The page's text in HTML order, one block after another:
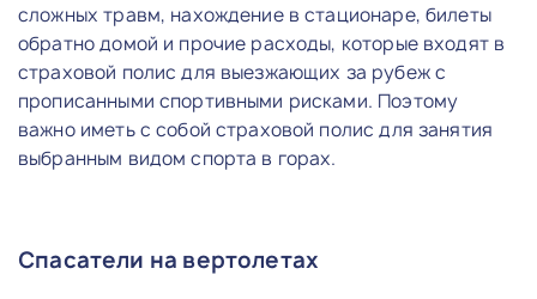
сложных травм, нахождение в стационаре, билеты
обратно домой и прочие расходы, которые входят в
страховой полис для выезжающих за рубеж с
прописанными спортивными рисками. Поэтому
важно иметь с собой страховой полис для занятия
выбранным видом спорта в горах.
Спасатели на вертолетах